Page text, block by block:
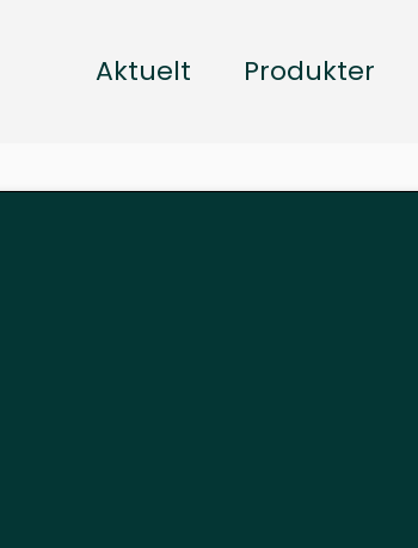
Aktuelt Produkter